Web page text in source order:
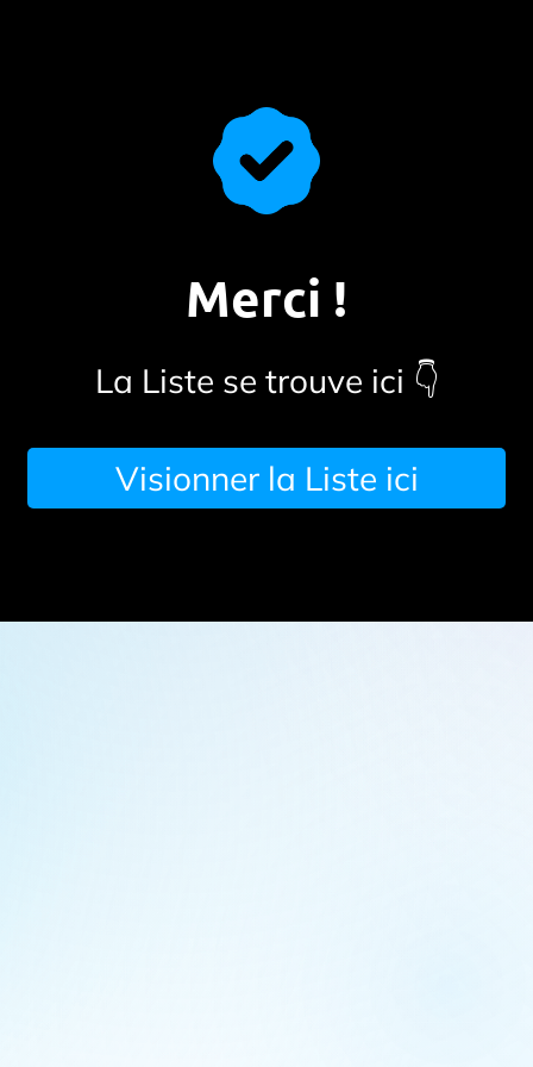
Merci !
La Liste se trouve ici 👇
Visionner la Liste ici